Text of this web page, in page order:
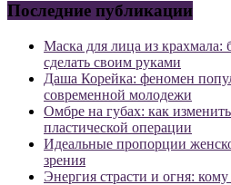
Последние публикации
Маска для лица из
сделать своим руками
Даша Корейка: феномен
современной молодежи
Омбре на губах: как
пластической операции
Идеальные пропорции
зрения
Энергия страсти и огня: